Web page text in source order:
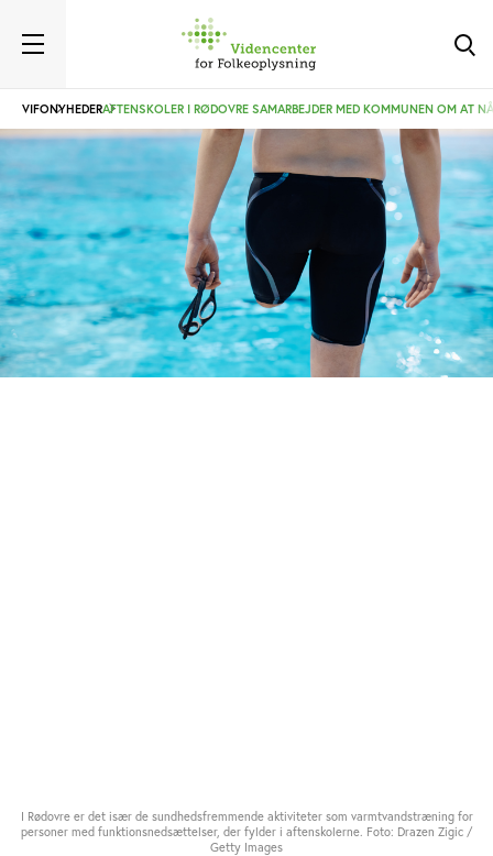
VIFONYHEDERAFTENSKOLER I RØDOVRE SAMARBEJDER MED KOMMUNEN OM AT
I Rødovre er det især de sundhedsfremmende aktiviteter som varmtvandstræning for
personer med funktionsnedsættelser, der fylder i aftenskolerne. Foto: Drazen Zigic /
Getty Images